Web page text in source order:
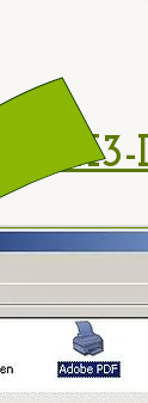
PDF-